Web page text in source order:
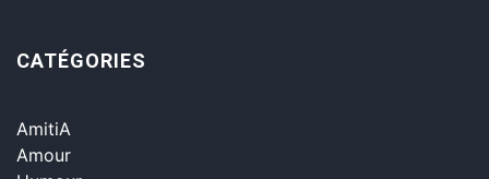
CATÉGORIES
AmitiA
Amour